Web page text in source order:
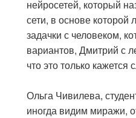
нейросетей, который
сети, в основе
задачки с человеком,
вариантов, Дмитрий с
что это только
Ольга Чивилева,
иногда видим миражи,